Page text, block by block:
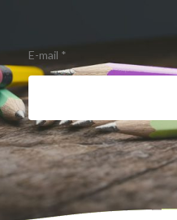
E-mail *